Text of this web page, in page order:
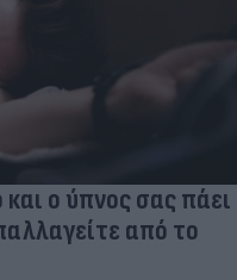
και ο ύπνος σας πάει
από το